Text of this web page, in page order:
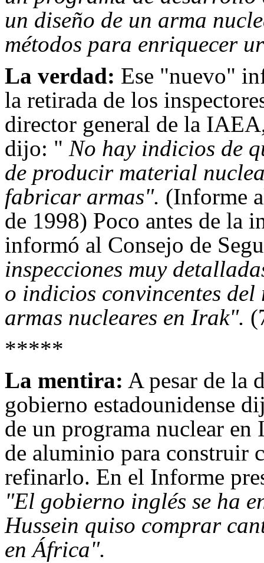
un diseño de un arma
métodos para enriquecer
La verdad: Ese "nuevo"
la retirada de los
director general de la
dijo: " No hay indicios de
de producir material
fabricar armas". (Informe
de 1998) Poco antes de la
informó al Consejo de
inspecciones muy
o indicios convincentes
armas nucleares en Irak".
*****
La mentira: A pesar de la
gobierno estadounidense
de un programa nuclear
de aluminio para construir
refinarlo. En el Informe
"El gobierno inglés se ha
Hussein quiso comprar
en África".